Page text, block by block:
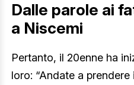
Dalle parole ai
a Niscemi
Pertanto, il 20enne ha
loro: “Andate a